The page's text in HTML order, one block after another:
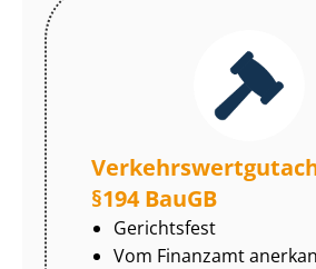
§194 BauGB
Gerichtsfest
Vom Finanzamt